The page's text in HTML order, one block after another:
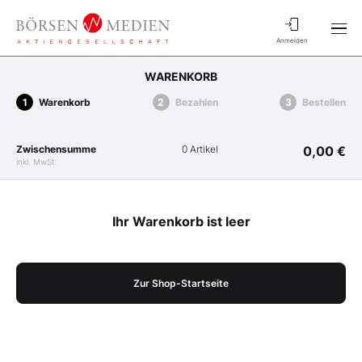
Anmelden
WARENKORB
Warenkorb Bezahlen Bestellen
Zwischensumme
inkl. MwSt.
0 Artikel 0,00 €
Ihr Warenkorb ist leer
Zur Shop-Startseite